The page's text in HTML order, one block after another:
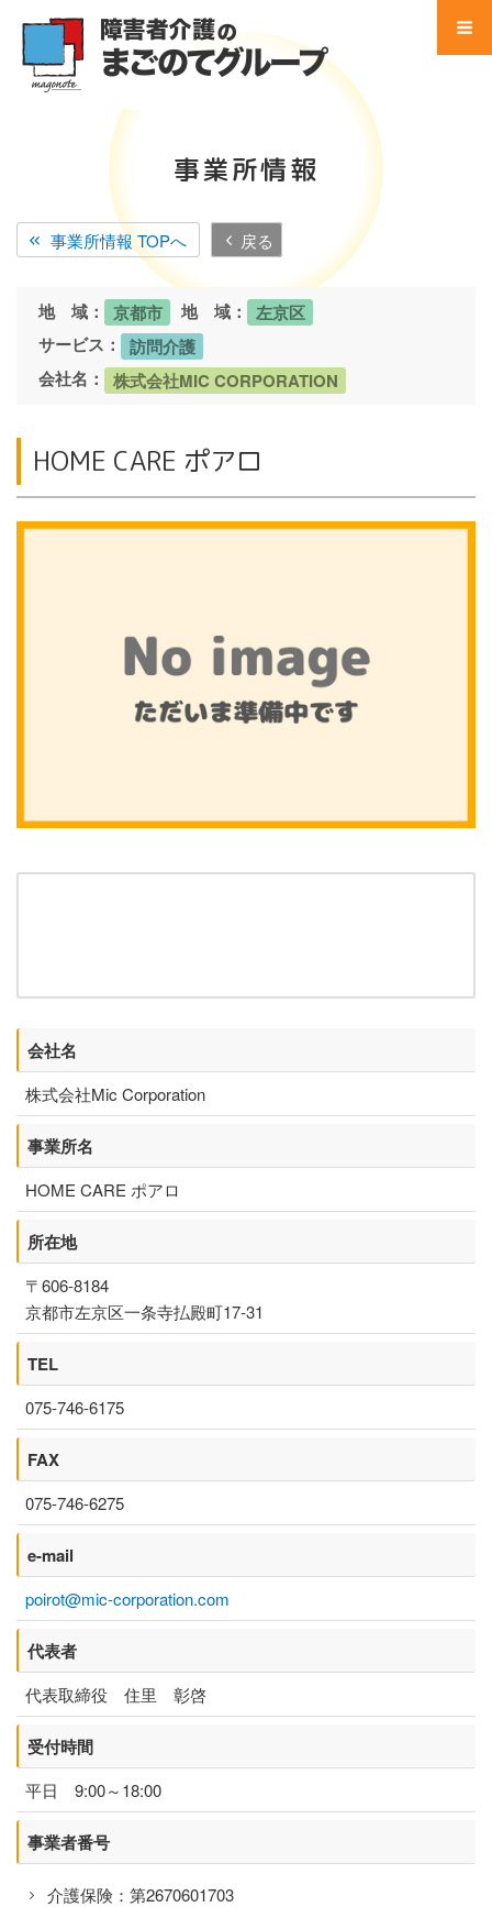
サービス別 一覧
地域別 一覧
会社別 一覧
法人概要
訪問看護
1日の過ごし方
居宅介護支援センター
ケアプラン作成までの流れ
相談支援センター
介護タクシー
開業支援
まごのてグループが目指すもの
まごのてFCで夢を叶える
開業までの流れ
フランチャイズ募集要項
ニュース
FC加盟店様向け資料
お問い合わせ
事業所情報
事業所情報 TOPへ 戻る
地 域： 京都市 地 域：
左京区
サービス：
訪問介護
会社名：
株式会社MIC CORPORATION
HOME CARE ポアロ
会社名
株式会社Mic Corporation
事業所名
HOME CARE ポアロ
所在地
〒606-8184
京都市左京区一条寺払殿町17-31
TEL
075-746-6175
FAX
075-746-6275
e-mail
poirot@mic-corporation.com
代表者
代表取締役 住里 彰啓
受付時間
平日 9:00～18:00
事業者番号
介護保険：第2670601703